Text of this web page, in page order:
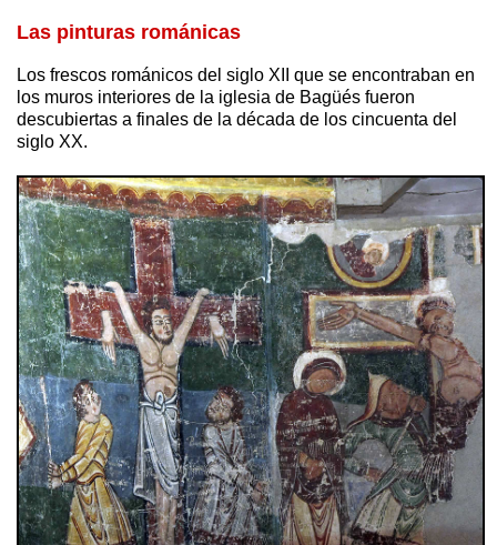
Las pinturas románicas
Los frescos románicos del siglo XII que se encontraban en
los muros interiores de la iglesia de Bagüés fueron
descubiertas a finales de la década de los cincuenta del
siglo XX.